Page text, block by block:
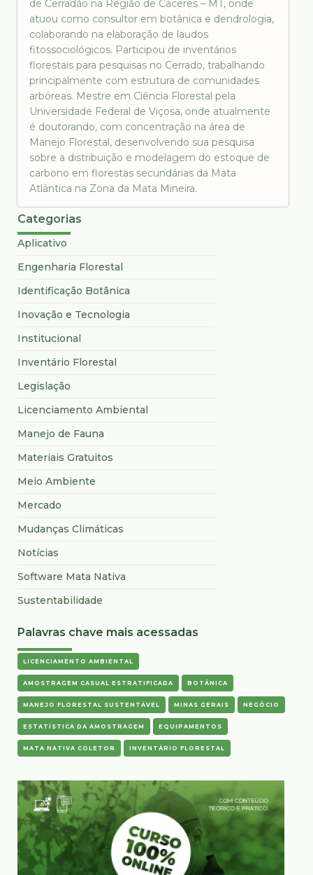
de Cerradão na Região de Cáceres – MT, onde
atuou como consultor em botânica e dendrologia,
colaborando na elaboração de laudos
fitossociológicos. Participou de inventários
florestais para pesquisas no Cerrado, trabalhando
principalmente com estrutura de comunidades
arbóreas. Mestre em Ciência Florestal pela
Universidade Federal de Viçosa, onde atualmente
é doutorando, com concentração na área de
Manejo Florestal, desenvolvendo sua pesquisa
sobre a distribuição e modelagem do estoque de
carbono em florestas secundárias da Mata
Atlântica na Zona da Mata Mineira.
Categorias
Aplicativo
Engenharia Florestal
Identificação Botânica
Inovação e Tecnologia
Institucional
Inventário Florestal
Legislação
Licenciamento Ambiental
Manejo de Fauna
Materiais Gratuitos
Meio Ambiente
Mercado
Mudanças Climáticas
Notícias
Software Mata Nativa
Sustentabilidade
Palavras chave mais acessadas
LICENCIAMENTO AMBIENTAL
AMOSTRAGEM CASUAL ESTRATIFICADA BOTÂNICA
MANEJO FLORESTAL SUSTENTÁVEL MINAS GERAIS NEGÓCIO
ESTATÍSTICA DA AMOSTRAGEM EQUIPAMENTOS
MATA NATIVA COLETOR INVENTÁRIO FLORESTAL